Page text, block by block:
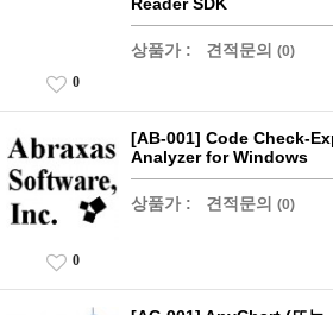
상품가 : 견적문의 (0)
0
[AB-001] Code Check-
Analyzer for Windows
상품가 : 견적문의 (0)
0